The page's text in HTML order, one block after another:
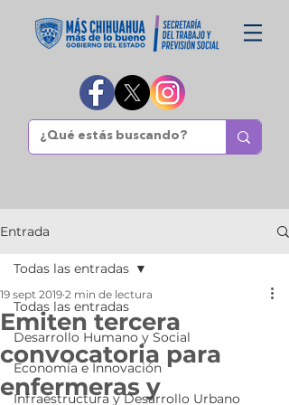
Entrada
Todas las entradas
Desarrollo Humano y Social
Economía e Innovación
Infraestructura y Desarrollo Urbano
Todas las entradas
Emiten tercera
convocatoria para
enfermeras y
19 sept 2019 2 min de lectura